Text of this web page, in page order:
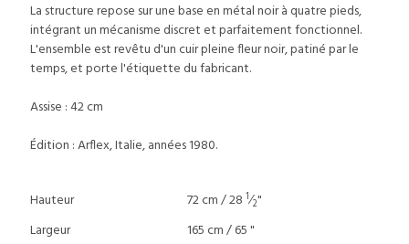
La structure repose sur une base en métal noir à quatre pieds,
intégrant un mécanisme discret et parfaitement fonctionnel.
L'ensemble est revêtu d'un cuir pleine fleur noir, patiné par le
temps, et porte l'étiquette du fabricant.
Assise : 42 cm
Édition : Arflex, Italie, années 1980.
Hauteur 72 cm / 28 1⁄2"
Largeur
165 cm / 65 "